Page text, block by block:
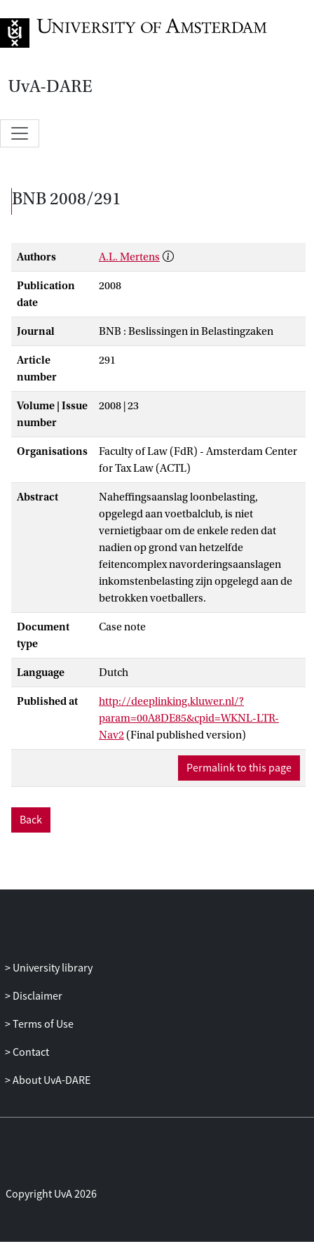
UvA-DARE
BNB 2008/291
Authors A.L. Mertens
Publication
date
2008
Journal BNB : Beslissingen in Belastingzaken
Article
number
291
Volume | Issue
number
2008 | 23
Organisations
Faculty of Law (FdR) - Amsterdam Center
for Tax Law (ACTL)
Abstract
Naheffingsaanslag loonbelasting,
opgelegd aan voetbalclub, is niet
vernietigbaar om de enkele reden dat
nadien op grond van hetzelfde
feitencomplex navorderingsaanslagen
inkomstenbelasting zijn opgelegd aan de
betrokken voetballers.
Document
type
Case note
Language Dutch
Published at
http://deeplinking.kluwer.nl/?
param=00A8DE85&cpid=WKNL-LTR-
Nav2 (Final published version)
Permalink to this page
Back
University library
Disclaimer
Terms of Use
Contact
About UvA-DARE
Copyright UvA 2026